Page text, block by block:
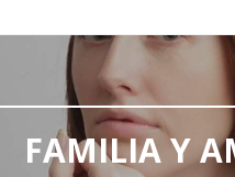
FAMILIA Y